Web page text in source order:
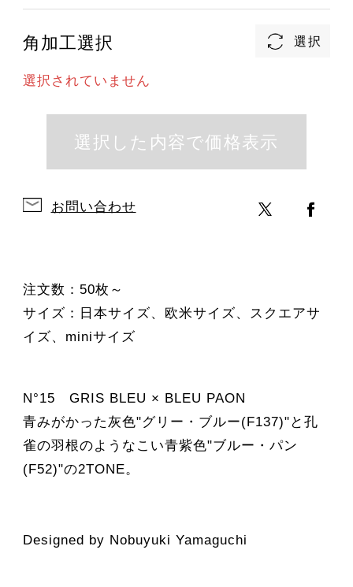
角加工選択
選択されていません
お問い合わせ
注文数：50枚～
サイズ：日本サイズ、欧米サイズ、スクエアサ
イズ、miniサイズ
N°15 GRIS BLEU × BLEU PAON
青みがかった灰色"グリー・ブルー(F137)"と孔
雀の羽根のようなこい青紫色"ブルー・パン
(F52)"の2TONE。
Designed by Nobuyuki Yamaguchi